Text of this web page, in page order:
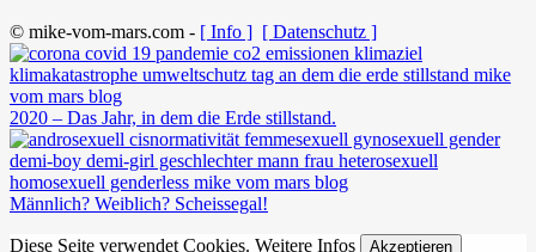
© mike-vom-mars.com - [ Info ] [ Datenschutz ]
2020 – Das Jahr, in dem die Erde stillstand.
Männlich? Weiblich? Scheissegal!
Diese Seite verwendet Cookies. Weitere Infos Akzeptieren